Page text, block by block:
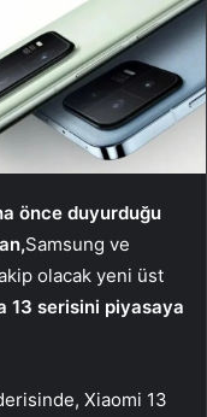
önce duyurduğu
Samsung ve
olacak yeni üst
13 serisini piyasaya
Xiaomi 13